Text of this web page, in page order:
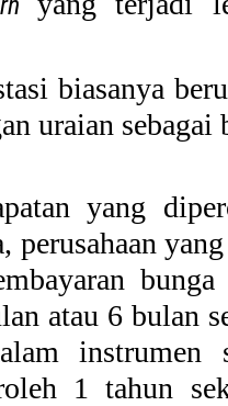
biasanya
uraian sebagai
yang
atau 6 bulan
instrumen
1 tahun